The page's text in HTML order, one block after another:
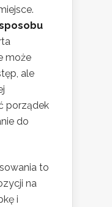
może
ale
porządek
do
to
na
i